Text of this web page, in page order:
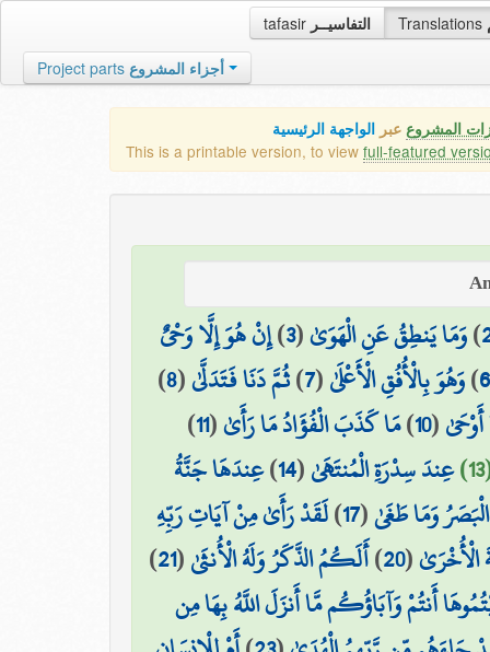
tafasir التفاسيــر Translations
Project parts أجزاء المشروع
المشروع عبر الواجهة الرئيسية
This is a printable version, to view full-featured
)وَمَا يَنطِقُ عَنِ الْهَوَىٰ(
3
)إِنْ هُوَ إِلَّا وَحْيٌ
6
)وَهُوَ بِالْأُفُقِ الْأَعْلَىٰ(
7
)ثُمَّ دَنَا فَتَدَلَّىٰ(
8
)
(
10
)مَا كَذَبَ الْفُؤَادُ مَا رَأَىٰ(
11
)
عِندَ سِدْرَةِ الْمُنتَهَىٰ(
14
)عِندَهَا جَنَّةُ
وَمَا طَغَىٰ(
17
)لَقَدْ رَأَىٰ مِنْ آيَاتِ رَبِّهِ
الْأُخْرَىٰ(
20
)أَلَكُمُ الذَّكَرُ وَلَهُ الْأُنثَىٰ(
21
)
أَنتُمْ وَآبَاؤُكُم مَّا أَنزَلَ اللَّهُ بِهَا مِن